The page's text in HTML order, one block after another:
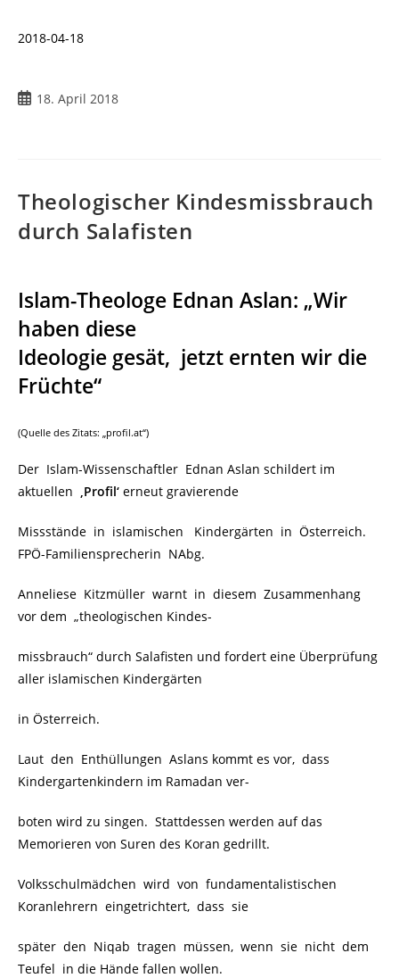
2018-04-18
18. April 2018
Theologischer Kindesmissbrauch
durch Salafisten
Islam-Theologe Ednan Aslan: „Wir
haben diese
Ideologie gesät, jetzt ernten wir die
Früchte“
(Quelle des Zitats: „profil.at“)
Der Islam-Wissenschaftler Ednan Aslan schildert im
aktuellen ‚Profil‘ erneut gravierende
Missstände in islamischen Kindergärten in Österreich.
FPÖ-Familiensprecherin NAbg.
Anneliese Kitzmüller warnt in diesem Zusammenhang
vor dem „theologischen Kindes-
missbrauch“ durch Salafisten und fordert eine Überprüfung
aller islamischen Kindergärten
in Österreich.
Laut den Enthüllungen Aslans kommt es vor, dass
Kindergartenkindern im Ramadan ver-
boten wird zu singen. Stattdessen werden auf das
Memorieren von Suren des Koran gedrillt.
Volksschulmädchen wird von fundamentalistischen
Koranlehrern eingetrichtert, dass sie
später den Niqab tragen müssen, wenn sie nicht dem
Teufel in die Hände fallen wollen.